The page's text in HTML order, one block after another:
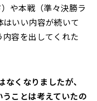
や本戦（準々決勝ラ
いい内容が続いて
容を出してくれた
なくなりましたが、
ことは考えていたの